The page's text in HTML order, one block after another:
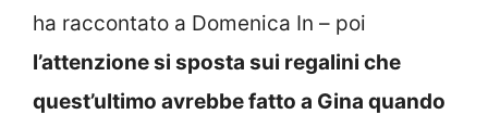
ha raccontato a Domenica In – poi
l’attenzione si sposta sui regalini che
quest’ultimo avrebbe fatto a Gina quando